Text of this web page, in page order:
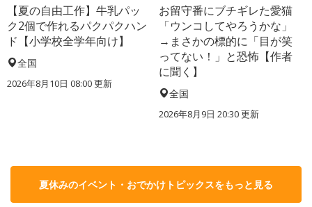
【夏の自由工作】牛乳パッ
ク2個で作れるパクパクハン
ド【小学校全学年向け】
全国
2026年8月10日 08:00更新
お留守番にブチギレた愛猫
「ウンコしてやろうかな」
→まさかの標的に「目が笑
ってない！」と恐怖【作者
に聞く】
全国
2026年8月9日 20:30更新
夏休みのイベント・おでかけトピックスをもっと見る